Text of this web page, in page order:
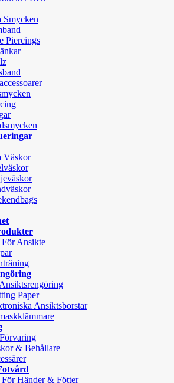
Smycken
Piercings
Väskor
Ansikte
Paper
Ansiktsborstar
& Behållare
Händer & Fötter